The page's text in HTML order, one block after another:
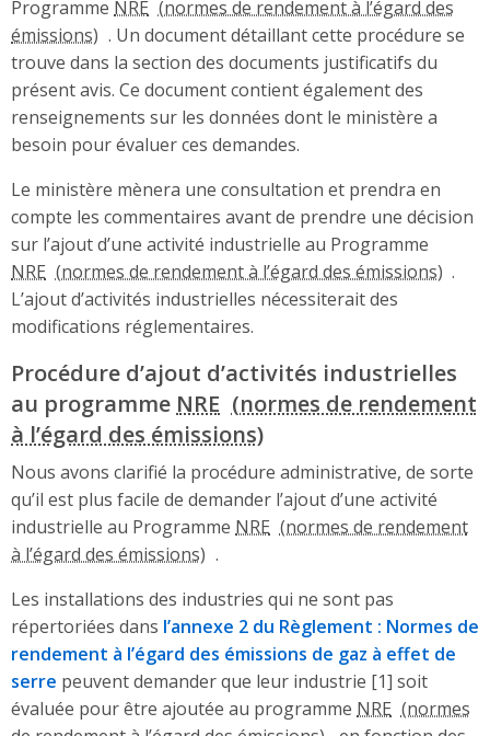
Programme NRE
. Un document détaillant cette procédure se
trouve dans la section des documents justificatifs du
présent avis. Ce document contient également des
renseignements sur les données dont le ministère a
besoin pour évaluer ces demandes.
Le ministère mènera une consultation et prendra en
compte les commentaires avant de prendre une décision
sur l’ajout d’une activité industrielle au Programme
NRE
.
L’ajout d’activités industrielles nécessiterait des
modifications réglementaires.
Procédure d’ajout d’activités industrielles
au programme NRE
Nous avons clarifié la procédure administrative, de sorte
qu’il est plus facile de demander l’ajout d’une activité
industrielle au Programme NRE
.
Les installations des industries qui ne sont pas
répertoriées dans l’annexe 2 du Règlement : Normes de
rendement à l’égard des émissions de gaz à effet de
serre peuvent demander que leur industrie [1] soit
évaluée pour être ajoutée au programme NRE